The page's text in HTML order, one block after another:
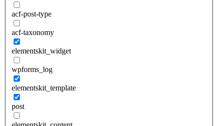
acf-post-type
acf-taxonomy
elementskit_widget
wpforms_log
elementskit_template
post